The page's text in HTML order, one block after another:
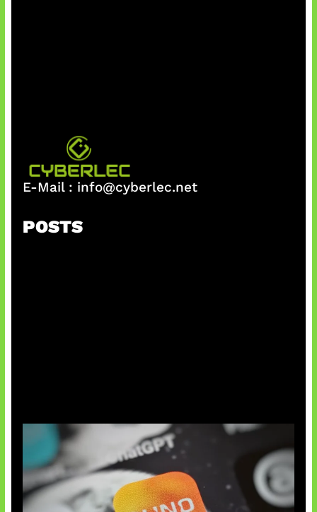
E-Mail : info@cyberlec.net
POSTS